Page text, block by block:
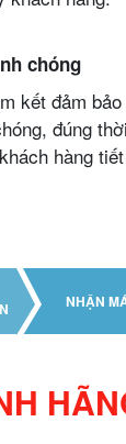
chóng
kết đảm
đúng
hàng
NHẬN